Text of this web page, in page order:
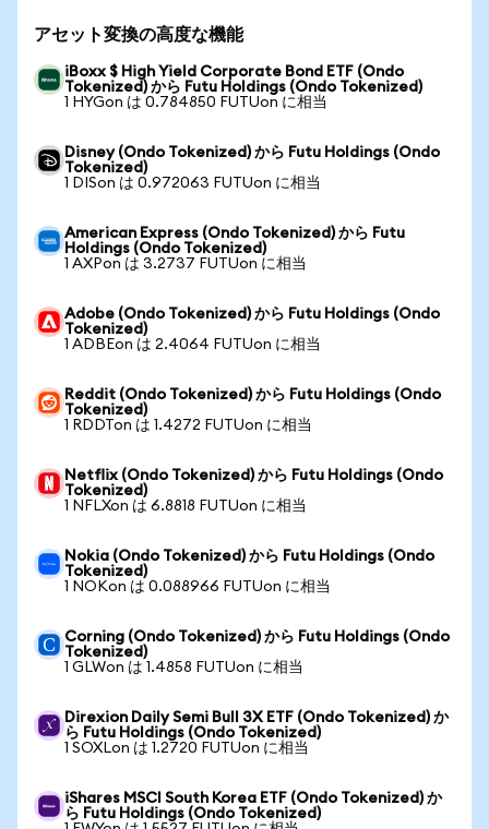
アセット変換の高度な機能
iBoxx $ High Yield Corporate Bond ETF (Ondo
Tokenized) から Futu Holdings (Ondo Tokenized)
1 HYGon は 0.784850 FUTUon に相当
Disney (Ondo Tokenized) から Futu Holdings (Ondo
Tokenized)
1 DISon は 0.972063 FUTUon に相当
American Express (Ondo Tokenized) から Futu
Holdings (Ondo Tokenized)
1 AXPon は 3.2737 FUTUon に相当
Adobe (Ondo Tokenized) から Futu Holdings (Ondo
Tokenized)
1 ADBEon は 2.4064 FUTUon に相当
Reddit (Ondo Tokenized) から Futu Holdings (Ondo
Tokenized)
1 RDDTon は 1.4272 FUTUon に相当
Netflix (Ondo Tokenized) から Futu Holdings (Ondo
Tokenized)
1 NFLXon は 6.8818 FUTUon に相当
Nokia (Ondo Tokenized) から Futu Holdings (Ondo
Tokenized)
1 NOKon は 0.088966 FUTUon に相当
Corning (Ondo Tokenized) から Futu Holdings (Ondo
Tokenized)
1 GLWon は 1.4858 FUTUon に相当
Direxion Daily Semi Bull 3X ETF (Ondo Tokenized) か
ら Futu Holdings (Ondo Tokenized)
1 SOXLon は 1.2720 FUTUon に相当
iShares MSCI South Korea ETF (Ondo Tokenized) か
ら Futu Holdings (Ondo Tokenized)